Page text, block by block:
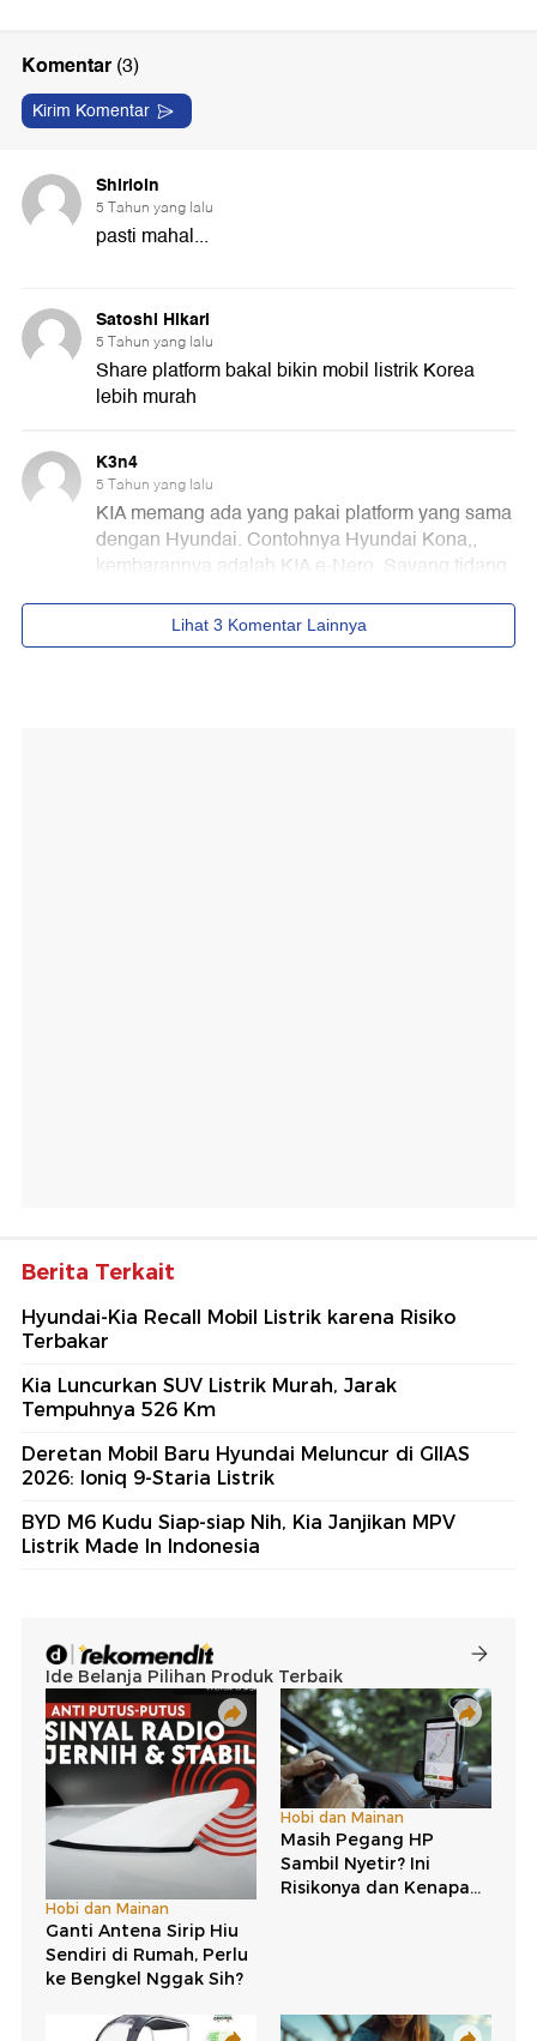
Berita Terkait
Hyundai-Kia Recall Mobil Listrik karena Risiko
Terbakar
Kia Luncurkan SUV Listrik Murah, Jarak
Tempuhnya 526 Km
Deretan Mobil Baru Hyundai Meluncur di GIIAS
2026: Ioniq 9-Staria Listrik
BYD M6 Kudu Siap-siap Nih, Kia Janjikan MPV
Listrik Made In Indonesia